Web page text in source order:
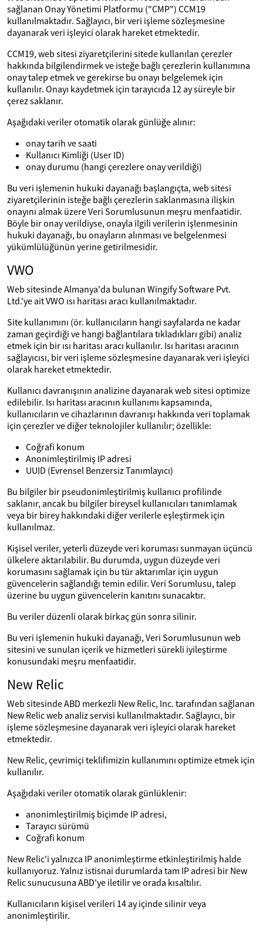
sağlanan Onay Yönetimi Platformu ("CMP") CCM19
kullanılmaktadır. Sağlayıcı, bir veri işleme sözleşmesine
dayanarak veri işleyici olarak hareket etmektedir.
CCM19, web sitesi ziyaretçilerini sitede kullanılan çerezler
hakkında bilgilendirmek ve isteğe bağlı çerezlerin kullanımına
onay talep etmek ve gerekirse bu onayı belgelemek için
kullanılır. Onayı kaydetmek için tarayıcıda 12 ay süreyle bir
çerez saklanır.
Aşağıdaki veriler otomatik olarak günlüğe alınır:
onay tarih ve saati
Kullanıcı Kimliği (User ID)
onay durumu (hangi çerezlere onay verildiği)
Bu veri işlemenin hukuki dayanağı başlangıçta, web sitesi
ziyaretçilerinin isteğe bağlı çerezlerin saklanmasına ilişkin
onayını almak üzere Veri Sorumlusunun meşru menfaatidir.
Böyle bir onay verildiyse, onayla ilgili verilerin işlenmesinin
hukuki dayanağı, bu onayların alınması ve belgelenmesi
yükümlülüğünün yerine getirilmesidir.
VWO
Web sitesinde Almanya'da bulunan Wingify Software Pvt.
Ltd.'ye ait VWO ısı haritası aracı kullanılmaktadır.
Site kullanımını (ör. kullanıcıların hangi sayfalarda ne kadar
zaman geçirdiği ve hangi bağlantılara tıkladıkları gibi) analiz
etmek için bir ısı haritası aracı kullanılır. Isı haritası aracının
sağlayıcısı, bir veri işleme sözleşmesine dayanarak veri işleyici
olarak hareket etmektedir.
Kullanıcı davranışının analizine dayanarak web sitesi optimize
edilebilir. Isı haritası aracının kullanımı kapsamında,
kullanıcıların ve cihazlarının davranışı hakkında veri toplamak
için çerezler ve diğer teknolojiler kullanılır; özellikle:
Coğrafi konum
Anonimleştirilmiş IP adresi
UUID (Evrensel Benzersiz Tanımlayıcı)
Bu bilgiler bir pseudonimleştirilmiş kullanıcı profilinde
saklanır, ancak bu bilgiler bireysel kullanıcıları tanımlamak
veya bir birey hakkındaki diğer verilerle eşleştirmek için
kullanılmaz.
Kişisel veriler, yeterli düzeyde veri koruması sunmayan üçüncü
ülkelere aktarılabilir. Bu durumda, uygun düzeyde veri
korumasını sağlamak için bu tür aktarımlar için uygun
güvencelerin sağlandığı temin edilir. Veri Sorumlusu, talep
üzerine bu uygun güvencelerin kanıtını sunacaktır.
Bu veriler düzenli olarak birkaç gün sonra silinir.
Bu veri işlemenin hukuki dayanağı, Veri Sorumlusunun web
sitesini ve sunulan içerik ve hizmetleri sürekli iyileştirme
konusundaki meşru menfaatidir.
New Relic
Web sitesinde ABD merkezli New Relic, Inc. tarafından sağlanan
New Relic web analiz servisi kullanılmaktadır. Sağlayıcı, bir
işleme sözleşmesine dayanarak veri işleyici olarak hareket
etmektedir.
New Relic, çevrimiçi teklifimizin kullanımını optimize etmek için
kullanılır.
Aşağıdaki veriler otomatik olarak günlüklenir:
anonimleştirilmiş biçimde IP adresi,
Tarayıcı sürümü
Coğrafi konum
New Relic'i yalnızca IP anonimleştirme etkinleştirilmiş halde
kullanıyoruz. Yalnız istisnai durumlarda tam IP adresi bir New
Relic sunucusuna ABD'ye iletilir ve orada kısaltılır.
Kullanıcıların kişisel verileri 14 ay içinde silinir veya
anonimleştirilir.